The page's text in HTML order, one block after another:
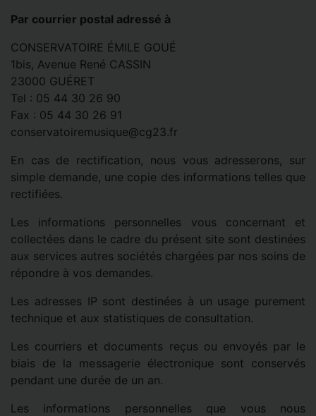
Par courrier postal adressé à
CONSERVATOIRE ÉMILE GOUÉ
1bis, Avenue René CASSIN
23000 GUÉRET
Tel : 05 44 30 26 90
Fax : 05 44 30 26 91
conservatoiremusique@cg23.fr
En cas de rectification, nous vous adresserons, sur
simple demande, une copie des informations telles que
rectifiées.
Les informations personnelles vous concernant et
collectées dans le cadre du présent site sont destinées
aux services autres sociétés chargées par nos soins de
répondre à vos demandes.
Les adresses IP sont destinées à un usage purement
technique et aux statistiques de consultation.
Les courriers et documents reçus ou envoyés par le
biais de la messagerie électronique sont conservés
pendant une durée de un an.
Les informations personnelles que vous nous